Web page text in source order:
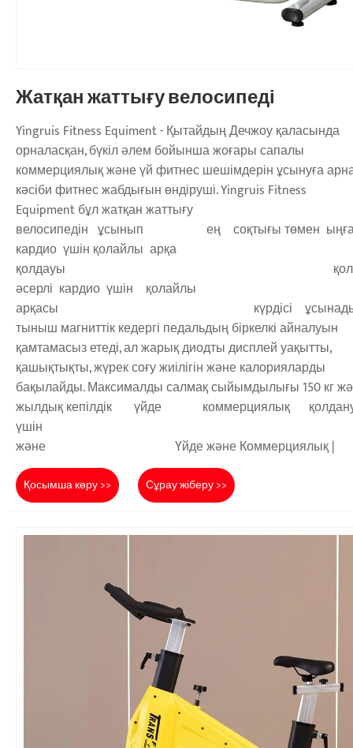
Жатқан жаттығу велосипеді
Yingruis Fitness Equiment - Қытайдың Дечжоу қаласында
орналасқан, бүкіл әлем бойынша жоғары сапалы
коммерциялық және үй фитнес шешімдерін ұсынуға
кәсіби фитнес жабдығын өндіруші. Yingruis Fitness
Equipment бұл жатқан жаттығу
велосипедін ұсынып ең соқтығы төмен
кардио үшін қолайлы арқа
қолдауы
әсерлі кардио үшін қолайлы
арқасы күрдісі ұсынады.
тыныш магниттік кедергі педальдың біркелкі айналуын
қамтамасыз етеді, ал жарық диодты дисплей уақытты,
қашықтықты, жүрек соғу жиілігін және калорияларды
бақылайды. Максималды салмақ сыйымдылығы 150 кг
жылдық кепілдік үйде коммерциялық
үшін
және Үйде және Коммерциялық |
Қосымша көру >> Сұрау жіберу >>